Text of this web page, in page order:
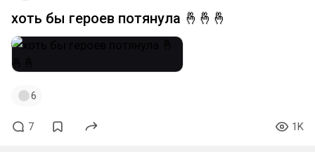
хоть бы героев потянула 🤞🤞🤞
6
7 1K